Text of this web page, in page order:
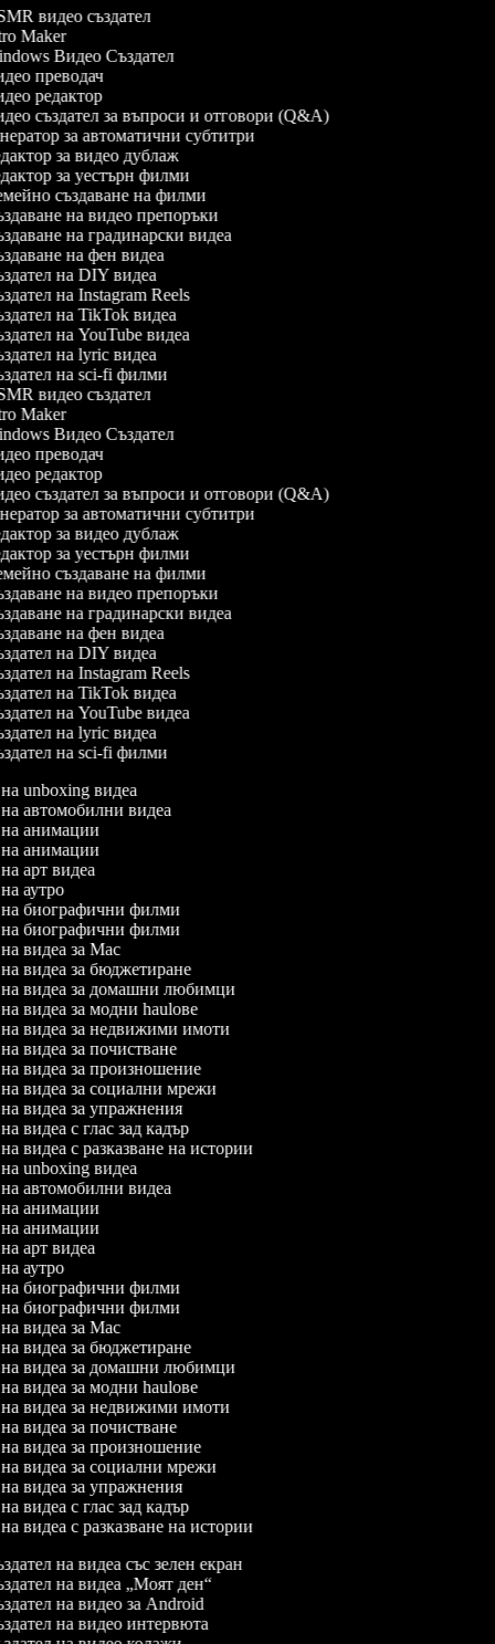
видео създател
Maker
Видео Създател
преводач
редактор
създател за въпроси и отговори (Q&A)
за автоматични субтитри
за видео дублаж
за уестърн филми
създаване на филми
на видео препоръки
на градинарски видеа
на фен видеа
на DIY видеа
на Instagram Reels
на TikTok видеа
на YouTube видеа
на lyric видеа
на sci-fi филми
видео създател
Maker
Видео Създател
преводач
редактор
създател за въпроси и отговори (Q&A)
за автоматични субтитри
за видео дублаж
за уестърн филми
създаване на филми
на видео препоръки
на градинарски видеа
на фен видеа
на DIY видеа
на Instagram Reels
на TikTok видеа
на YouTube видеа
на lyric видеа
на sci-fi филми
на unboxing видеа
на автомобилни видеа
на анимации
на анимации
на арт видеа
на аутро
на биографични филми
на биографични филми
на видеа за Mac
на видеа за бюджетиране
на видеа за домашни любимци
на видеа за модни haulове
на видеа за недвижими имоти
на видеа за почистване
на видеа за произношение
на видеа за социални мрежи
на видеа за упражнения
на видеа с глас зад кадър
на видеа с разказване на истории
на unboxing видеа
на автомобилни видеа
на анимации
на анимации
на арт видеа
на аутро
на биографични филми
на биографични филми
на видеа за Mac
на видеа за бюджетиране
на видеа за домашни любимци
на видеа за модни haulове
на видеа за недвижими имоти
на видеа за почистване
на видеа за произношение
на видеа за социални мрежи
на видеа за упражнения
на видеа с глас зад кадър
на видеа с разказване на истории
на видеа със зелен екран
на видеа „Моят ден“
на видео за Android
на видео интервюта